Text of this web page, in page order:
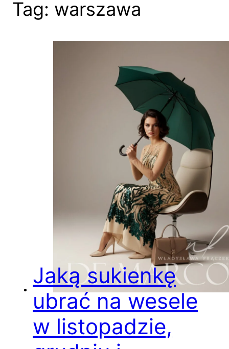
Tag: warszawa
Jaką sukienkę
ubrać na wesele
w listopadzie,